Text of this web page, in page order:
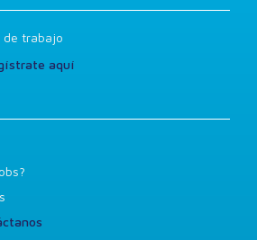
de trabajo
aquí